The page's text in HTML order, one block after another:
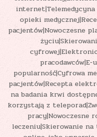
opieki
pacjentów|Nowoczesne
pracodawców|E-
popularność|Cyfrowa
pacjentów|Recepta
na badania krwi
korzystają z
pracy|Nowoczesne
leczeniu|Skierowanie